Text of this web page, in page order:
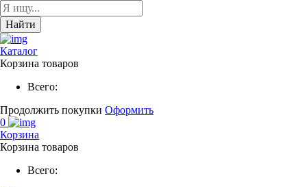
Найти
Каталог
Корзина товаров
Всего:
Продолжить покупки Оформить
0
Корзина
Корзина товаров
Всего: